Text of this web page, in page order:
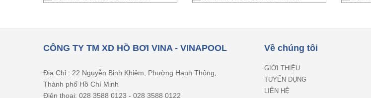
CÔNG TY TM XD HỒ BƠI VINA - VINAPOOL
Địa Chỉ : 22 Nguyễn Bỉnh Khiêm, Phường Hạnh Thông,
Thành phố Hồ Chí Minh
Điện thoại: 028 3588 0123 - 028 3588 0122
Về chúng tôi
GIỚI THIỆU
TUYỂN DỤNG
LIÊN HỆ